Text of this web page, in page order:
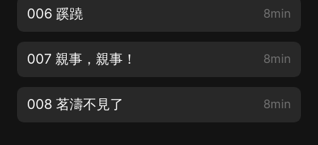
006 蹊蹺 8min
007 親事，親事！ 8min
008 茗濤不見了 8min